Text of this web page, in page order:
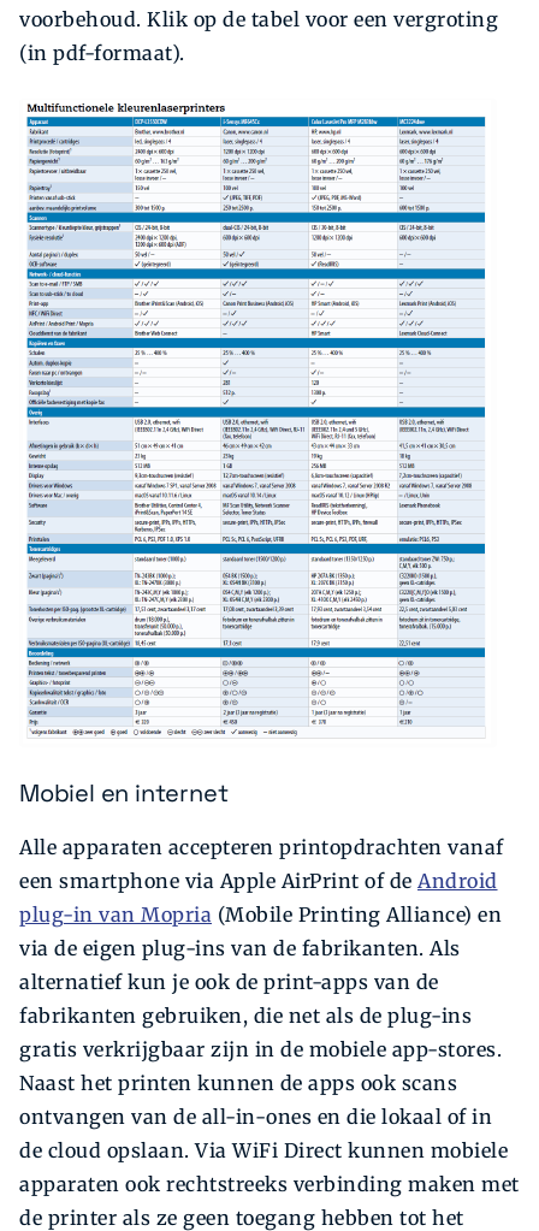
voorbehoud. Klik op de tabel voor een vergroting
(in pdf-formaat).
Mobiel en internet
Alle apparaten accepteren printopdrachten vanaf
een smartphone via Apple AirPrint of de Android
plug-in van Mopria (Mobile Printing Alliance) en
via de eigen plug-ins van de fabrikanten. Als
alternatief kun je ook de print-apps van de
fabrikanten gebruiken, die net als de plug-ins
gratis verkrijgbaar zijn in de mobiele app-stores.
Naast het printen kunnen de apps ook scans
ontvangen van de all-in-ones en die lokaal of in
de cloud opslaan. Via WiFi Direct kunnen mobiele
apparaten ook rechtstreeks verbinding maken met
de printer als ze geen toegang hebben tot het